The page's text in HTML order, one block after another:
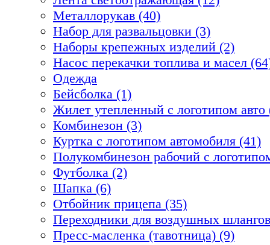
Металлорукав (40)
Набор для развальцовки (3)
Наборы крепежных изделий (2)
Насос перекачки топлива и масел
Одежда
Бейсболка (1)
Жилет утепленный с логотипом авто
Комбинезон (3)
Куртка с логотипом автомобиля (41)
Полукомбинезон рабочий с
Футболка (2)
Шапка (6)
Отбойник прицепа (35)
Переходники для воздушных
Пресс-масленка (тавотница) (9)